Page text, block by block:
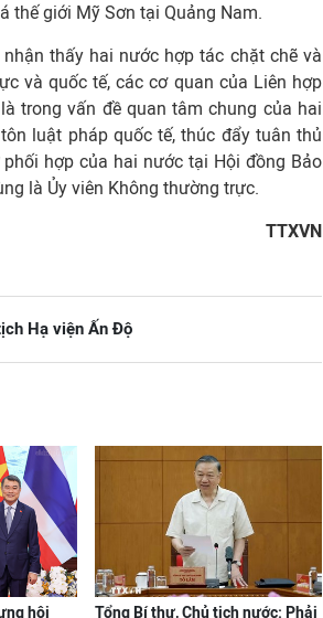
thế giới Mỹ Sơn tại Quảng Nam.
thấy hai nước hợp tác chặt chẽ và
và quốc tế, các cơ quan của Liên hợp
trong vấn đề quan tâm chung của hai
luật pháp quốc tế, thúc đẩy tuân thủ
hợp của hai nước tại Hội đồng Bảo
là Ủy viên Không thường trực.
TTXVN
Hạ viện Ấn Độ
hội Tổng Bí thư, Chủ tịch nước: Phải